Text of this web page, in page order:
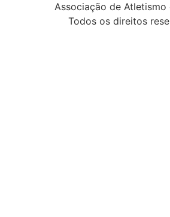
Associação de Atletismo
Todos os direitos